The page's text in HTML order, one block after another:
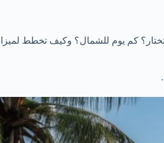
كم يوم للشمال؟ وكيف تخطط